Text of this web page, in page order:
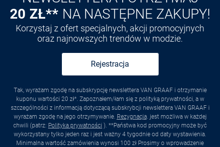
20 ZŁ** NA NASTĘPNE ZAKUPY!
Korzystaj z ofert specjalnych, akcji promocyjnych
oraz najnowszych trendów w modzie.
Rejestracja
Tak, wyrażam zgodę na subskrypcję newslettera VAN GRAAF i otrzymanie
kuponu wartości 20 zł*. Zapoznałem/łam się z polityką prywatności, a w
szczególności z informacją dotyczącą subskrybcji newslettera VAN GRAAF i
wyrażam zgodę na jego otrzymywanie. Rezygnacja. jest możliwa w każdej
chwili (patrz: Polityka prywatności ). **Państwa kod promocyjny może być
wykorzystany tylko jeden raz i jest ważny 4 tygodnie od daty wystawienia.
Minimalna wartość zamówienia wynosi 100 zł Prosimy o wprowadzenie